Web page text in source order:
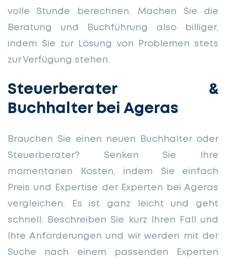
volle Stunde berechnen. Machen Sie die
Beratung und Buchführung also billiger,
indem Sie zur Lösung von Problemen stets
zur Verfügung stehen.
Steuerberater &
Buchhalter bei Ageras
Brauchen Sie einen neuen Buchhalter oder
Steuerberater? Senken Sie Ihre
momentanen Kosten, indem Sie einfach
Preis und Expertise der Experten bei Ageras
vergleichen. Es ist ganz leicht und geht
schnell: Beschreiben Sie kurz Ihren Fall und
Ihre Anforderungen und wir werden mit der
Suche nach einem passenden Experten